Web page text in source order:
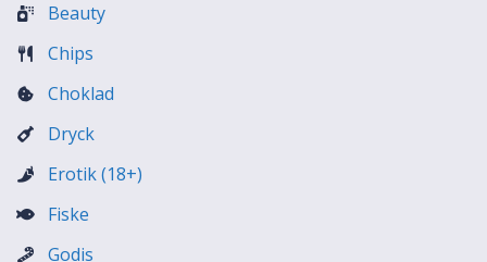
Beauty
Chips
Choklad
Dryck
Erotik (18+)
Fiske
Godis